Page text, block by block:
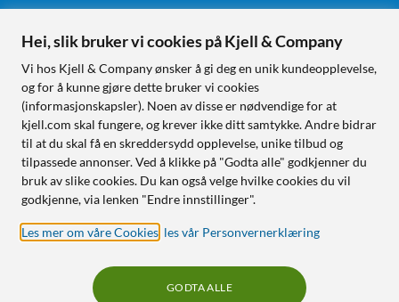
Følg oss
Handle fra:
Sverige
Norge
Hei, slik bruker vi cookies på Kjell & Company
Vi hos Kjell & Company ønsker å gi deg en unik kundeopplevelse,
og for å kunne gjøre dette bruker vi cookies
(informasjonskapsler). Noen av disse er nødvendige for at
kjell.com skal fungere, og krever ikke ditt samtykke. Andre bidrar
til at du skal få en skreddersydd opplevelse, unike tilbud og
tilpassede annonser. Ved å klikke på "Godta alle" godkjenner du
bruk av slike cookies. Du kan også velge hvilke cookies du vil
godkjenne, via lenken "Endre innstillinger".
Les mer om våre Cookies les vår Personvernerklæring
GODTA ALLE